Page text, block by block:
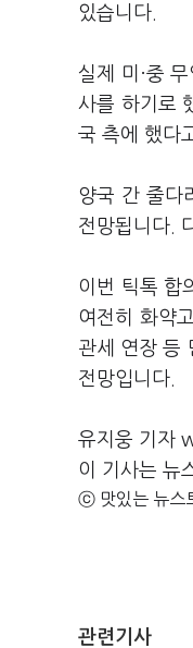
있습니다.
실제 미·중
사를 하기로
국 측에 했다
양국 간 줄다
전망됩니다.
이번 틱톡 합
여전히 화약
관세 연장 등
전망입니다.
유지웅 기자
이 기사는 뉴
ⓒ 맛있는 뉴스
관련기사